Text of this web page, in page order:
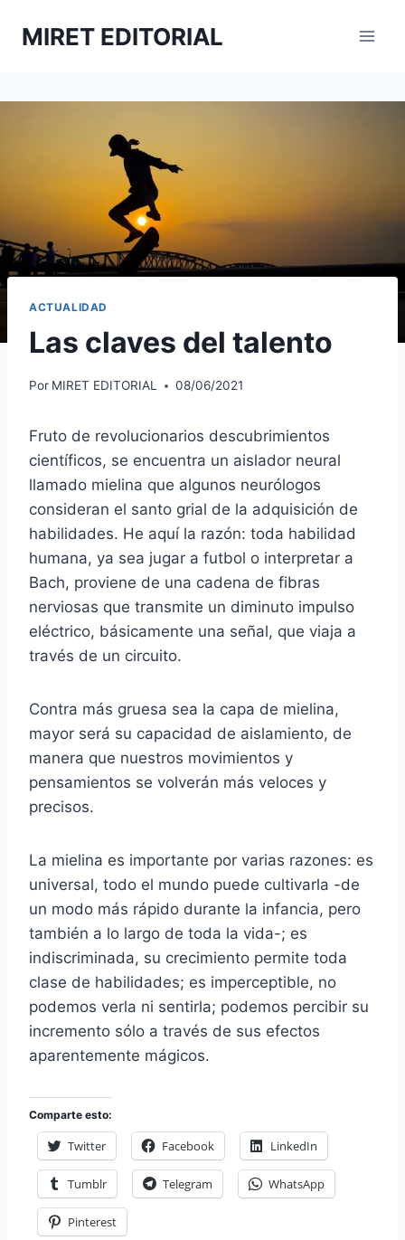
MIRET EDITORIAL
ACTUALIDAD
Las claves del talento
Por MIRET EDITORIAL 08/06/2021
Fruto de revolucionarios descubrimientos
científicos, se encuentra un aislador neural
llamado mielina que algunos neurólogos
consideran el santo grial de la adquisición de
habilidades. He aquí la razón: toda habilidad
humana, ya sea jugar a futbol o interpretar a
Bach, proviene de una cadena de fibras
nerviosas que transmite un diminuto impulso
eléctrico, básicamente una señal, que viaja a
través de un circuito.
Contra más gruesa sea la capa de mielina,
mayor será su capacidad de aislamiento, de
manera que nuestros movimientos y
pensamientos se volverán más veloces y
precisos.
La mielina es importante por varias razones: es
universal, todo el mundo puede cultivarla -de
un modo más rápido durante la infancia, pero
también a lo largo de toda la vida-; es
indiscriminada, su crecimiento permite toda
clase de habilidades; es imperceptible, no
podemos verla ni sentirla; podemos percibir su
incremento sólo a través de sus efectos
aparentemente mágicos.
Comparte esto:
Twitter Facebook LinkedIn
Tumblr Telegram WhatsApp
Pinterest